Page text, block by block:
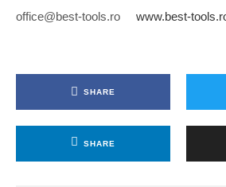
office@best-tools.ro www.best-
SHARE
SHARE